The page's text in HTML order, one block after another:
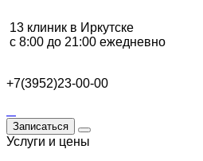
13 клиник в Иркутске
с 8:00 до 21:00 ежедневно
+7(3952)23-00-00
Записаться
Услуги и цены